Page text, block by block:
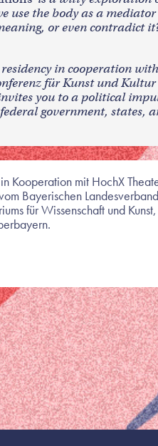
use the body as a
or even contradict
in cooperation
für Kunst und
you to a political
government, states,
Kooperation mit HochX
Bayerischen
für Wissenschaft und